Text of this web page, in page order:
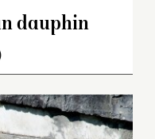
dauphin